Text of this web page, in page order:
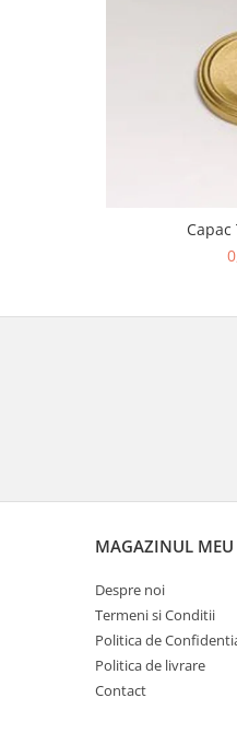
MAGAZINUL MEU
Despre noi
Termeni si Conditii
Politica de
Politica de livrare
Contact